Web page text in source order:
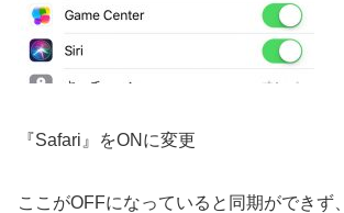
『Safari』をONに変更
ここがOFFになっていると同期ができず、